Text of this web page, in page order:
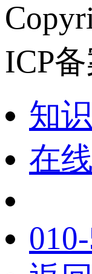
ICP备
知
在